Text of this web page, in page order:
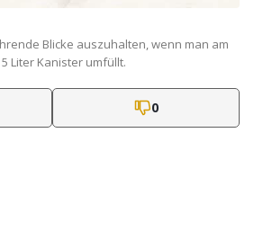
Blicke auszuhalten, wenn man am
Liter Kanister umfüllt.
0